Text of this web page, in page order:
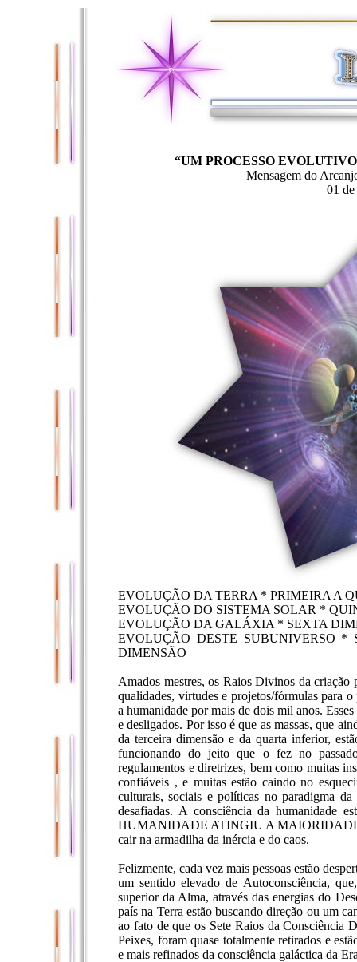
“UM PROCESSO
Mensagem do
01
EVOLUÇÃO DA TERRA * PRIMEIRA A
EVOLUÇÃO DO SISTEMA SOLAR *
EVOLUÇÃO DA GALÁXIA * SEXTA
EVOLUÇÃO DESTE SUBUNIVERSO
DIMENSÃO
Amados mestres, os Raios Divinos da criação
qualidades, virtudes e projetos/fórmulas para
a humanidade por mais de dois mil anos.
e desligados. Por isso é que as massas, que
da terceira dimensão e da quarta inferior,
funcionando do jeito que o fez no
regulamentos e diretrizes, bem como muitas
confiáveis , e muitas estão caindo no
culturais, sociais e políticas no paradigma da
desafiadas. A consciência da humanidade
HUMANIDADE ATINGIU A MAIORIDADE,
cair na armadilha da inércia e do caos.
Felizmente, cada vez mais pessoas estão
um sentido elevado de Autoconsciência,
superior da Alma, através das energias do
país na Terra estão buscando direção ou um
ao fato de que os Sete Raios da Consciência
Peixes, foram quase totalmente retirados e
e mais refinados da consciência galáctica da